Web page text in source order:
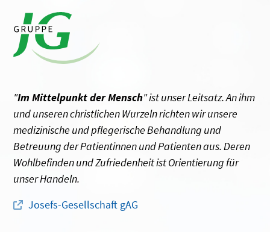
"Im Mittelpunkt der Mensch" ist unser Leitsatz. An ihm
und unseren christlichen Wurzeln richten wir unsere
medizinische und pflegerische Behandlung und
Betreuung der Patientinnen und Patienten aus. Deren
Wohlbefinden und Zufriedenheit ist Orientierung für
unser Handeln.
Josefs-Gesellschaft gAG